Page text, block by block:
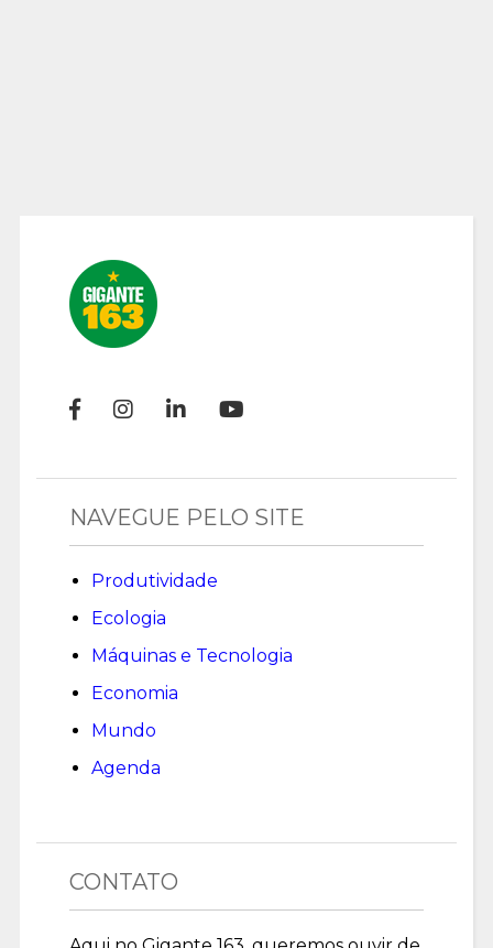
NAVEGUE PELO SITE
Produtividade
Ecologia
Máquinas e Tecnologia
Economia
Mundo
Agenda
CONTATO